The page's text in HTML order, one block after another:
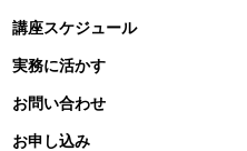
講座スケジュール
実務に活かす
お問い合わせ
お申し込み